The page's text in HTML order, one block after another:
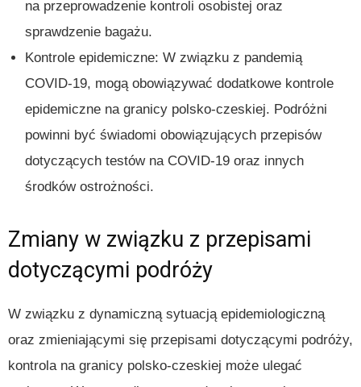
na przeprowadzenie kontroli osobistej oraz
sprawdzenie bagażu.
Kontrole epidemiczne: W związku z pandemią
COVID-19, mogą obowiązywać dodatkowe kontrole
epidemiczne na granicy polsko-czeskiej. Podróżni
powinni być świadomi obowiązujących przepisów
dotyczących testów na COVID-19 oraz innych
środków ostrożności.
Zmiany w związku z przepisami
dotyczącymi podróży
W związku z dynamiczną sytuacją epidemiologiczną
oraz zmieniającymi się przepisami dotyczącymi podróży,
kontrola na granicy polsko-czeskiej może ulegać